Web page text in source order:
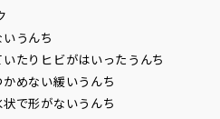
うんち
たりヒビがはいったうんち
めない緩いうんち
で形がないうんち